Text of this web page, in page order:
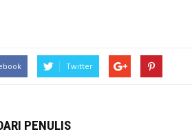
Twitter
PENULIS